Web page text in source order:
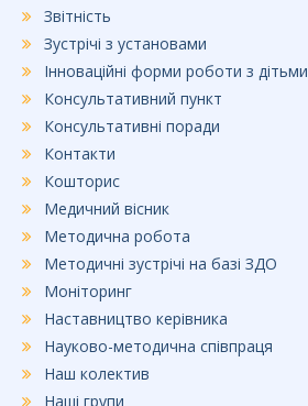
Звітність
Зустрічі з установами
Інноваційні форми роботи з дітьми
Консультативний пункт
Консультативні поради
Контакти
Кошторис
Медичний вісник
Методична робота
Методичні зустрічі на базі ЗДО
Моніторинг
Наставництво керівника
Науково-методична співпраця
Наш колектив
Наші групи